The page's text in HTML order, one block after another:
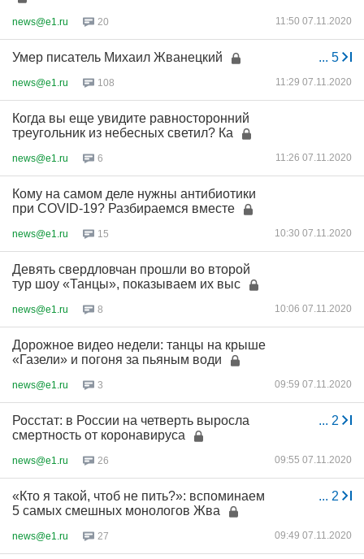
news@e1.ru 20 11:50 07.11.2020
... 5
Умер писатель Михаил Жванецкий
news@e1.ru 108 11:29 07.11.2020
Когда вы еще увидите равносторонний
треугольник из небесных светил? Ка
news@e1.ru 6 11:26 07.11.2020
Кому на самом деле нужны антибиотики
при COVID-19? Разбираемся вместе
news@e1.ru 15 10:30 07.11.2020
Девять свердловчан прошли во второй
тур шоу «Танцы», показываем их выс
news@e1.ru 8 10:06 07.11.2020
Дорожное видео недели: танцы на крыше
«Газели» и погоня за пьяным води
news@e1.ru 3 09:59 07.11.2020
... 2
Росстат: в России на четверть выросла
смертность от коронавируса
news@e1.ru 26 09:55 07.11.2020
... 2
«Кто я такой, чтоб не пить?»: вспоминаем
5 самых смешных монологов Жва
news@e1.ru 27 09:49 07.11.2020